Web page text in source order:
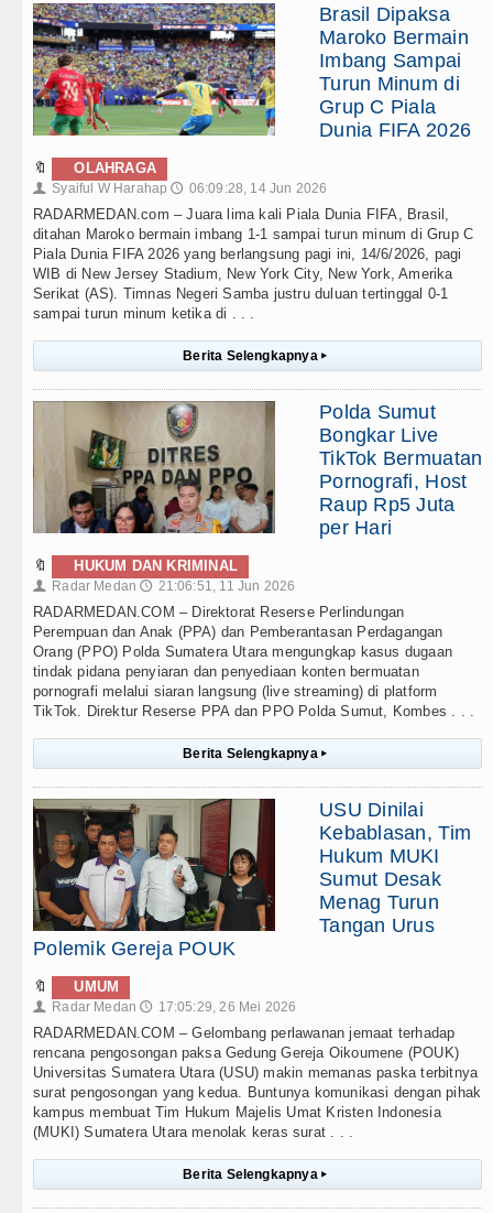
Brasil Dipaksa
Maroko Bermain
Imbang Sampai
Turun Minum di
Grup C Piala
Dunia FIFA 2026
🔖 OLAHRAGA
👤 Syaiful W Harahap 🕔 06:09:28, 14 Jun 2026
RADARMEDAN.com – Juara lima kali Piala Dunia FIFA, Brasil,
ditahan Maroko bermain imbang 1-1 sampai turun minum di Grup C
Piala Dunia FIFA 2026 yang berlangsung pagi ini, 14/6/2026, pagi
WIB di New Jersey Stadium, New York City, New York, Amerika
Serikat (AS). Timnas Negeri Samba justru duluan tertinggal 0-1
sampai turun minum ketika di . . .
Berita Selengkapnya ▸
Polda Sumut
Bongkar Live
TikTok Bermuatan
Pornografi, Host
Raup Rp5 Juta
per Hari
🔖 HUKUM DAN KRIMINAL
👤 Radar Medan 🕔 21:06:51, 11 Jun 2026
RADARMEDAN.COM – Direktorat Reserse Perlindungan
Perempuan dan Anak (PPA) dan Pemberantasan Perdagangan
Orang (PPO) Polda Sumatera Utara mengungkap kasus dugaan
tindak pidana penyiaran dan penyediaan konten bermuatan
pornografi melalui siaran langsung (live streaming) di platform
TikTok. Direktur Reserse PPA dan PPO Polda Sumut, Kombes . . .
Berita Selengkapnya ▸
USU Dinilai
Kebablasan, Tim
Hukum MUKI
Sumut Desak
Menag Turun
Tangan Urus
Polemik Gereja POUK
🔖 UMUM
👤 Radar Medan 🕔 17:05:29, 26 Mei 2026
RADARMEDAN.COM – Gelombang perlawanan jemaat terhadap
rencana pengosongan paksa Gedung Gereja Oikoumene (POUK)
Universitas Sumatera Utara (USU) makin memanas paska terbitnya
surat pengosongan yang kedua. Buntunya komunikasi dengan pihak
kampus membuat Tim Hukum Majelis Umat Kristen Indonesia
(MUKI) Sumatera Utara menolak keras surat . . .
Berita Selengkapnya ▸